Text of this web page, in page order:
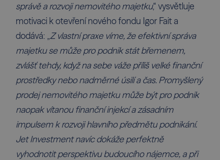
správě a rozvoji nemovitého majetku,“ vysvětluje
motivaci k otevření nového fondu Igor Fait a
dodává: „Z vlastní praxe víme, že efektivní správa
majetku se může pro podnik stát břemenem,
zvlášť tehdy, když na sebe váže příliš velké finanční
prostředky nebo nadměrné úsilí a čas. Promyšlený
prodej nemovitého majetku může být pro podnik
naopak vítanou finanční injekcí a zásadním
impulsem k rozvoji hlavního předmětu podnikání.
Jet Investment navíc dokáže perfektně
vyhodnotit perspektivu budoucího nájemce, a při